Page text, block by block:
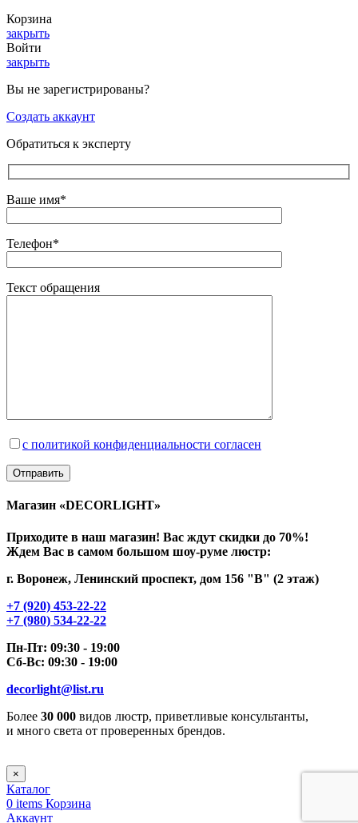
Корзина
закрыть
Войти
закрыть
Вы не зарегистрированы?
Создать аккаунт
Обратиться к эксперту
Ваше имя*
Телефон*
Текст обращения
с политикой конфиденциальности согласен
Магазин «DECORLIGHT»
Приходите в наш магазин! Вас ждут скидки до 70%!
Ждем Вас в самом большом шоу-руме люстр:
г. Воронеж, Ленинский проспект, дом 156 "В" (2 этаж)
+7 (920) 453-22-22
+7 (980) 534-22-22
Пн-Пт: 09:30 - 19:00
Сб-Вс: 09:30 - 19:00
decorlight@list.ru
Более 30 000 видов люстр, приветливые консультанты,
и много света от проверенных брендов.
×
Каталог
0 items Корзина
Аккаунт